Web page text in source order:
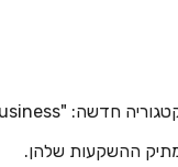
מתיק ההשקעות שלהן.